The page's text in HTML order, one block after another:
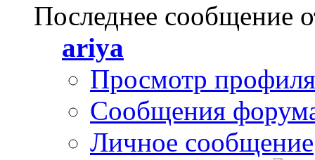
Последнее сообщение
ariya
Просмотр профиля
Сообщения
Личное сообщение